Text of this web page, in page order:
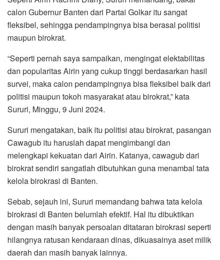
calon Gubernur Banten dari Partai Golkar itu sangat
fleksibel, sehingga pendampingnya bisa berasal politisi
maupun birokrat.
“Seperti pernah saya sampaikan, mengingat elektabilitas
dan popularitas Airin yang cukup tinggi berdasarkan hasil
survei, maka calon pendampingnya bisa fleksibel baik dari
politisi maupun tokoh masyarakat atau birokrat,” kata
Sururi, Minggu, 9 Juni 2024.
Sururi mengatakan, baik itu politisi atau birokrat, pasangan
Cawagub itu haruslah dapat mengimbangi dan
melengkapi kekuatan dari Airin. Katanya, cawagub dari
birokrat sendiri sangatlah dibutuhkan guna menambal tata
kelola birokrasi di Banten.
Sebab, sejauh ini, Sururi memandang bahwa tata kelola
birokrasi di Banten belumlah efektif. Hal itu dibuktikan
dengan masih banyak persoalan ditataran birokrasi seperti
hilangnya ratusan kendaraan dinas, dikuasainya aset milik
daerah dan masih banyak lainnya.